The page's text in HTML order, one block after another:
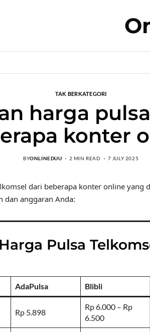
TAK BERKATEGORI
harga
konter
BYONLINEDUU 2 MIN READ 7 JULY 2025
dari beberapa konter online
dan anggaran Anda:
Pulsa
AdaPulsa Blibli
Rp 5.898
Rp 6.000 – Rp
6.500